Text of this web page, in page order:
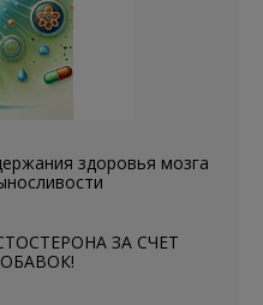
здоровья мозга
ЗА СЧЕТ